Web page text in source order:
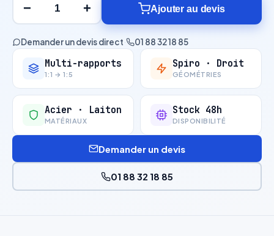
− + Ajouter au devis
Demander un devis direct· 01 88 32 18 85
Multi-rapports
1:1 → 1:5
Spiro · Droit
GÉOMÉTRIES
Acier · Laiton
MATÉRIAUX
Stock 48h
DISPONIBILITÉ
Demander un devis
01 88 32 18 85